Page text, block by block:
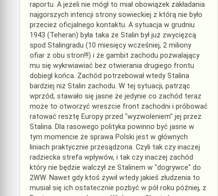
raportu. A jeżeli nie mógł to miał obowiązek zakładania
najgorszych intencji strony sowieckiej z którą nie było
przecież oficjalnego kontaktu. A sytuacja w grudniu
1943 (Teheran) była taka że Stalin był już zwycięzcą
spod Stalingradu (10 miesięcy wcześniej, 2 miliony
ofiar z obu stron!!!) i że gambit zachodu pozwalający
mu się wykrwiawiać bez otwierania drugiego frontu
dobiegł końca. Zachód potrzebował wtedy Stalina
bardziej niż Stalin zachodu. W tej sytuacji, patrząc
wprzód, stawało się jasne że jedynie co zachód teraz
może to otworzyć wreszcie front zachodni i próbować
ratować resztę Europy przed "wyzwoleniem" jej przez
Stalina. Dla rasowego polityka powinno być jasne w
tym momencie że sprawa Polski jest w głównych
liniach praktycznie przesądzona. Czyli tak czy inaczej
radziecka strefa wpływów, i tak czy inaczej zachód
który nie będzie walczył ze Stalinem w "dogrywce" do
2WW. Nawet gdy ktoś żywił wtedy jakieś złudzenia to
musiał się ich ostatecznie pozbyć w pół roku później, z